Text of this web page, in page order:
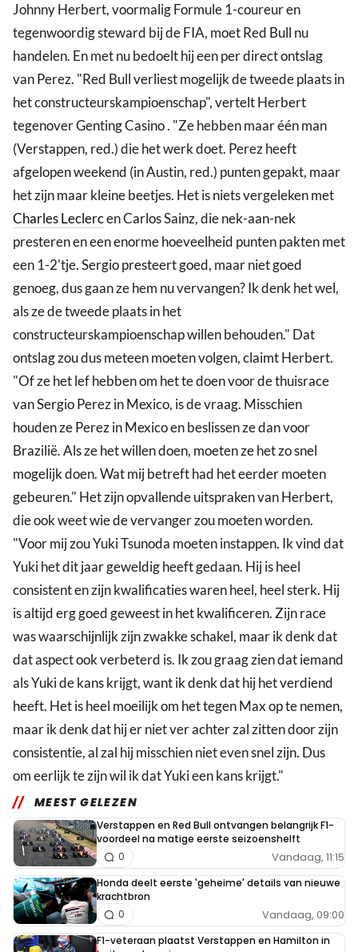
Johnny Herbert, voormalig Formule 1-coureur en
tegenwoordig steward bij de FIA, moet Red Bull nu
handelen. En met nu bedoelt hij een per direct ontslag
van Perez. "Red Bull verliest mogelijk de tweede plaats in
het constructeurskampioenschap", vertelt Herbert
tegenover Genting Casino . "Ze hebben maar één man
(Verstappen, red.) die het werk doet. Perez heeft
afgelopen weekend (in Austin, red.) punten gepakt, maar
het zijn maar kleine beetjes. Het is niets vergeleken met
Charles Leclercen Carlos Sainz, die nek-aan-nek
presteren en een enorme hoeveelheid punten pakten met
een 1-2'tje. Sergio presteert goed, maar niet goed
genoeg, dus gaan ze hem nu vervangen? Ik denk het wel,
als ze de tweede plaats in het
constructeurskampioenschap willen behouden." Dat
ontslag zou dus meteen moeten volgen, claimt Herbert.
"Of ze het lef hebben om het te doen voor de thuisrace
van Sergio Perez in Mexico, is de vraag. Misschien
houden ze Perez in Mexico en beslissen ze dan voor
Brazilië. Als ze het willen doen, moeten ze het zo snel
mogelijk doen. Wat mij betreft had het eerder moeten
gebeuren." Het zijn opvallende uitspraken van Herbert,
die ook weet wie de vervanger zou moeten worden.
"Voor mij zou Yuki Tsunoda moeten instappen. Ik vind dat
Yuki het dit jaar geweldig heeft gedaan. Hij is heel
consistent en zijn kwalificaties waren heel, heel sterk. Hij
is altijd erg goed geweest in het kwalificeren. Zijn race
was waarschijnlijk zijn zwakke schakel, maar ik denk dat
dat aspect ook verbeterd is. Ik zou graag zien dat iemand
als Yuki de kans krijgt, want ik denk dat hij het verdiend
heeft. Het is heel moeilijk om het tegen Max op te nemen,
maar ik denk dat hij er niet ver achter zal zitten door zijn
consistentie, al zal hij misschien niet even snel zijn. Dus
om eerlijk te zijn wil ik dat Yuki een kans krijgt."
MEEST GELEZEN
Verstappen en Red Bull ontvangen belangrijk F1-
voordeel na matige eerste seizoenshelft
Vandaag, 11:15
0
Honda deelt eerste 'geheime' details van nieuwe
krachtbron
Vandaag, 09:00
0
F1-veteraan plaatst Verstappen en Hamilton in